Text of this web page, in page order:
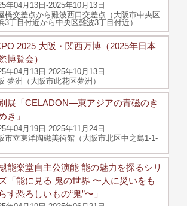
年04月13日-2025年10月13日
橋交差点から難波西口交差点（大阪市中央区
3丁目付近から中央区難波3丁目付近）
2025 大阪・関西万博（2025年日本
博覧会）
年04月13日-2025年10月13日
夢洲（大阪市此花区夢洲）
展「CELADON―東アジアの青磁のき
き」
年04月19日-2025年11月24日
市立東洋陶磁美術館（大阪市北区中之島1-1-
能楽堂自主公演能 能の魅力を探るシリ
「能に見る 鬼の世界 〜人に災いをも
す恐ろしいもの“鬼”〜」